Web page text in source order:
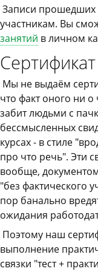
Записи прошедших
участникам. Вы
занятий в личном
Мы не выдаём
что факт оного ни
забит людьми с
бессмысленных
курсах - в стиле
про что речь". Эти
вообще,
"без фактического
пор банально
ожидания
Поэтому наш
выполнение
связки "тест +